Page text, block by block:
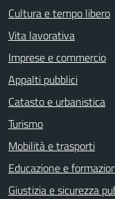
Cultura e tempo libero
Vita lavorativa
Imprese e commercio
Appalti pubblici
Catasto e urbanistica
Turismo
Mobilità e trasporti
Educazione e
Giustizia e sicurezza